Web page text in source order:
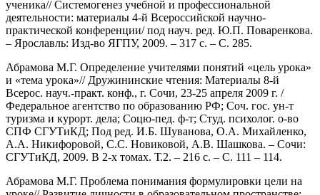
ученика// Системогенез учебной и профессиональной
деятельности: материалы 4-й Всероссийской научно-
практической конференции/ под науч. ред. Ю.П. Поваренкова.
– Ярославль: Изд-во ЯГПУ, 2009. – 317 с. – С. 285.
Абрамова М.Г. Определение учителями понятий «цель урока»
и «тема урока»// Дружининские чтения: Материалы 8-й
Всерос. науч.-практ. конф., г. Сочи, 23-25 апреля 2009 г. /
Федеральное агентство по образованию РФ; Соч. гос. ун-т
туризма и курорт. дела; Соцю-пед. ф-т; Студ. психолог. о-во
СПФ СГУТиКД; Под ред. И.Б. Шуванова, О.А. Михайленко,
А.А. Никифоровой, С.С. Новиковой, А.В. Шашкова. – Сочи:
СГУТиКД, 2009. В 2-х томах. Т.2. – 216 с. – С. 111 – 114.
Абрамова М.Г. Проблема понимания формулировки цели на